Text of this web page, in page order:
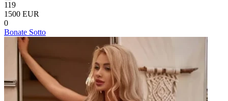
119
1500 EUR
0
Bonate Sotto